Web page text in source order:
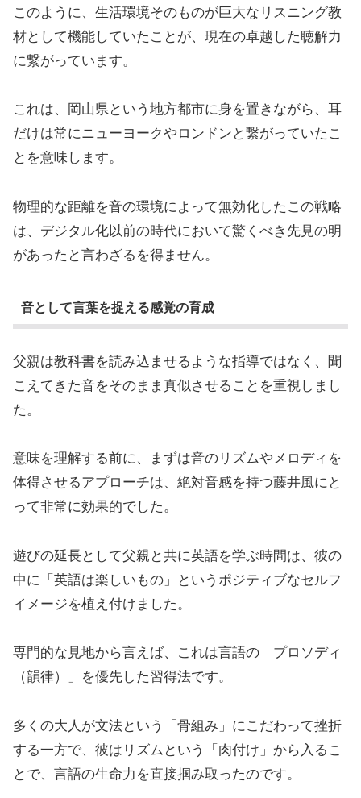
このように、生活環境そのものが巨大なリスニング教
材として機能していたことが、現在の卓越した聴解力
に繋がっています。
これは、岡山県という地方都市に身を置きながら、耳
だけは常にニューヨークやロンドンと繋がっていたこ
とを意味します。
物理的な距離を音の環境によって無効化したこの戦略
は、デジタル化以前の時代において驚くべき先見の明
があったと言わざるを得ません。
音として言葉を捉える感覚の育成
父親は教科書を読み込ませるような指導ではなく、聞
こえてきた音をそのまま真似させることを重視しまし
た。
意味を理解する前に、まずは音のリズムやメロディを
体得させるアプローチは、絶対音感を持つ藤井風にと
って非常に効果的でした。
遊びの延長として父親と共に英語を学ぶ時間は、彼の
中に「英語は楽しいもの」というポジティブなセルフ
イメージを植え付けました。
専門的な見地から言えば、これは言語の「プロソディ
（韻律）」を優先した習得法です。
多くの大人が文法という「骨組み」にこだわって挫折
する一方で、彼はリズムという「肉付け」から入るこ
とで、言語の生命力を直接掴み取ったのです。